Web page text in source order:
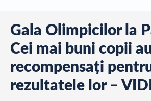
Gala Olimpicilor la
Cei mai buni copii
recompensați
rezultatele lor –